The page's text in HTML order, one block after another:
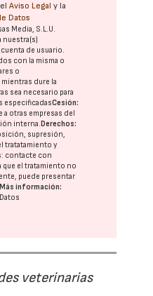
elAviso Legal y la
Datos
Media, S.L.U.
nuestra(s)
de usuario.
con la misma o
o
mientras dure la
sea necesario para
especificadasCesión:
a otras empresas del
interna. Derechos:
supresión,
tratatamiento y
contacte con
que el tratamiento no
puede presentar
Más información:
veterinarias